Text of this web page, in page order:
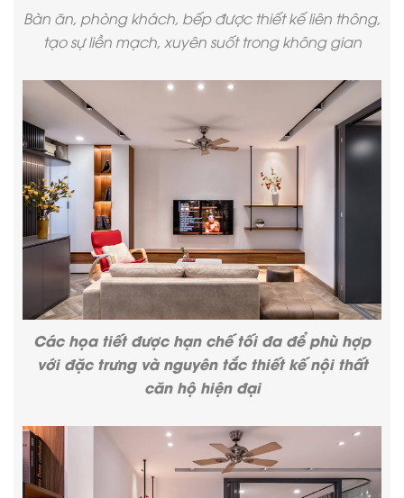
Bàn ăn, phòng khách, bếp được thiết kế liên thông,
tạo sự liền mạch, xuyên suốt trong không gian
Các họa tiết được hạn chế tối đa để phù hợp
với đặc trưng và nguyên tắc thiết kế nội thất
căn hộhiện đại